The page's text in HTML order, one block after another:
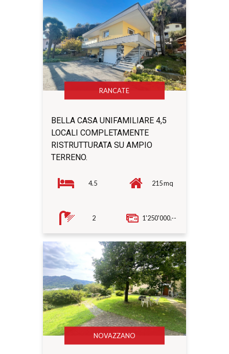
RANCATE
BELLA CASA UNIFAMILIARE 4,5
LOCALI COMPLETAMENTE
RISTRUTTURATA SU AMPIO
TERRENO.
1'250'000.--
4.5 215 mq
2
NOVAZZANO